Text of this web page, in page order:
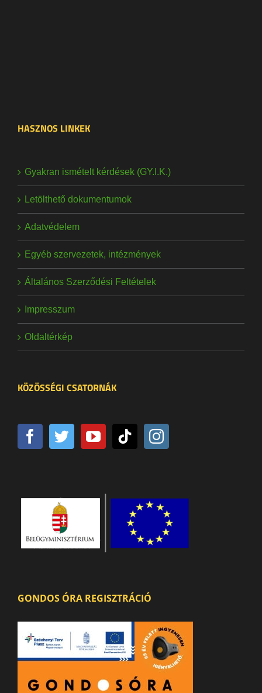
HASZNOS LINKEK
Gyakran ismételt kérdések (GY.I.K.)
Letölthető dokumentumok
Adatvédelem
Egyéb szervezetek, intézmények
Általános Szerződési Feltételek
Impresszum
Oldaltérkép
KÖZÖSSÉGI CSATORNÁK
GONDOS ÓRA REGISZTRÁCIÓ